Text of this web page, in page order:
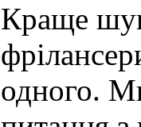
Краще
одного.